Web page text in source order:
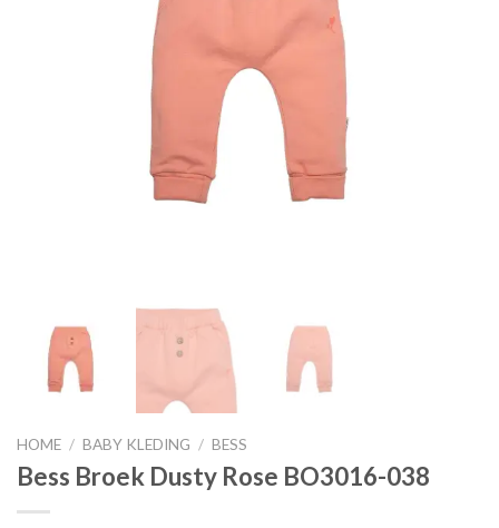
HOME / BABY KLEDING / BESS
Bess Broek Dusty Rose BO3016-038